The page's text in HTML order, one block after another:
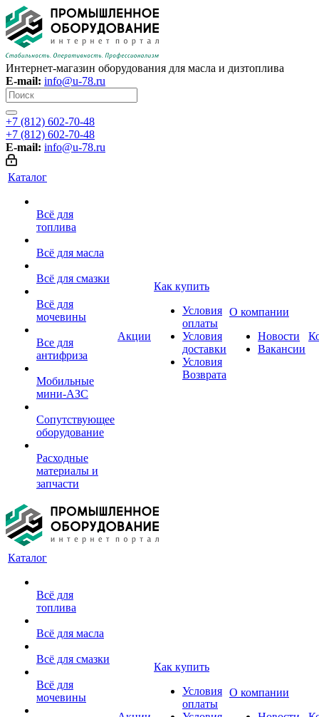
Интернет-магазин оборудования для масла и дизтоплива
E-mail: info@u-78.ru
+7 (812) 602-70-48
+7 (812) 602-70-48
E-mail: info@u-78.ru
Каталог
Всё для
топлива
Всё для масла
Всё для смазки
Всё для
мочевины
Все для
антифриза
Мобильные
мини-АЗС
Сопутствующее
оборудование
Расходные
материалы и
запчасти
Акции
Как купить
Условия
оплаты
Условия
доставки
Условия
Возврата
О компании
Новости
Вакансии
Каталог
Всё для
топлива
Всё для масла
Всё для смазки
Всё для
мочевины
Как купить
Условия
оплаты
О компании